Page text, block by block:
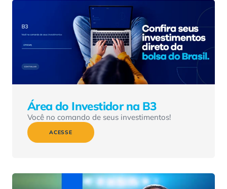
Área do Investidor na B3
Você no comando de seus investimentos!
ACESSE